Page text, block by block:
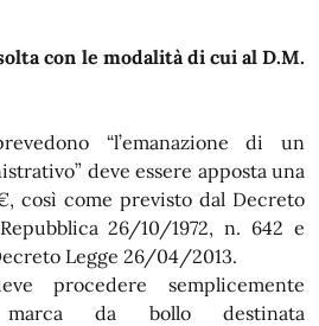
con le modalità di cui al D.M.
“l’emanazione di un
deve essere apposta una
così come previsto dal Decreto
26/10/1972, n. 642 e
Legge 26/04/2013.
procedere semplicemente
marca da bollo destinata